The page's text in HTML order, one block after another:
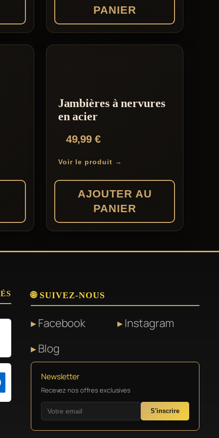
PANIER
Jambières à nervures
en acier
49,99€
Voir le produit →
AJOUTER AU
PANIER
🌐 SUIVEZ-NOUS
Facebook
Instagram
Blog
Newsletter
Recevez nos offres exclusives
S'inscrire